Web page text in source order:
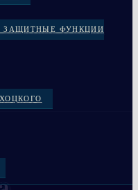
ЗАЩИТНЫЕ ФУНКЦИИ